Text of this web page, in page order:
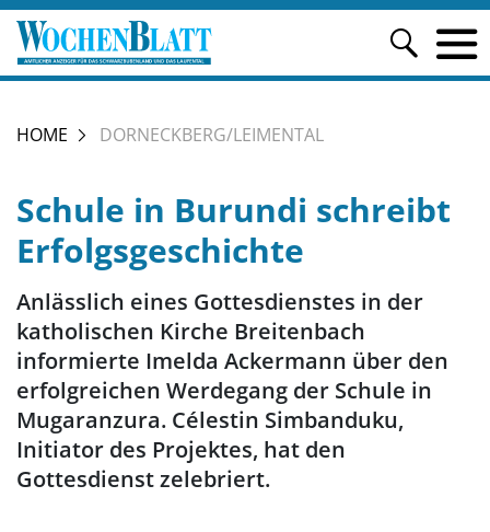
HOME DORNECKBERG/LEIMENTAL
Schule in Burundi schreibt
Erfolgsgeschichte
Anlässlich eines Gottesdienstes in der
katholischen Kirche Breitenbach
informierte Imelda Ackermann über den
erfolgreichen Werdegang der Schule in
Mugaranzura. Célestin Simbanduku,
Initiator des Projektes, hat den
Gottesdienst zelebriert.